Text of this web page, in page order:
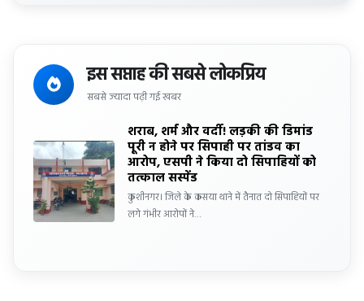
इस सप्ताह की सबसे लोकप्रिय
सबसे ज्यादा पढ़ी गई खबर
शराब, शर्म और वर्दी! लड़की की डिमांड
पूरी न होने पर सिपाही पर तांडव का
आरोप, एसपी ने किया दो सिपाहियों को
तत्काल सस्पेंड
कुशीनगर। जिले के कसया थाने में तैनात दो सिपाहियों पर
लगे गंभीर आरोपों ने…